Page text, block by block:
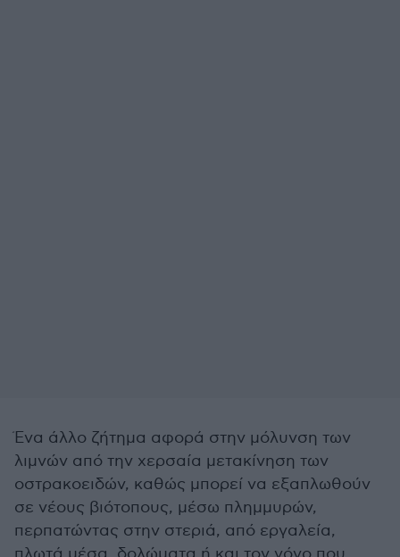
Ένα άλλο ζήτημα αφορά στην μόλυνση των
λιμνών από την χερσαία μετακίνηση των
οστρακοειδών, καθώς μπορεί να εξαπλωθούν
σε νέους βιότοπους, μέσω πλημμυρών,
περπατώντας στην στεριά, από εργαλεία,